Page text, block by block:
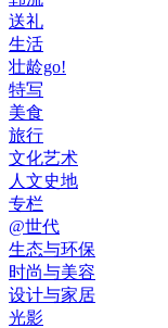
送礼
生活
壮龄go!
特写
美食
旅行
文化艺术
人文史地
专栏
@世代
生态与环保
时尚与美容
设计与家居
光影